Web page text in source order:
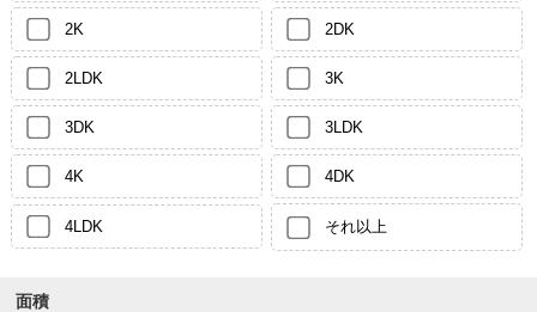
2K 2DK
2LDK 3K
3DK 3LDK
4K 4DK
4LDK それ以上
面積